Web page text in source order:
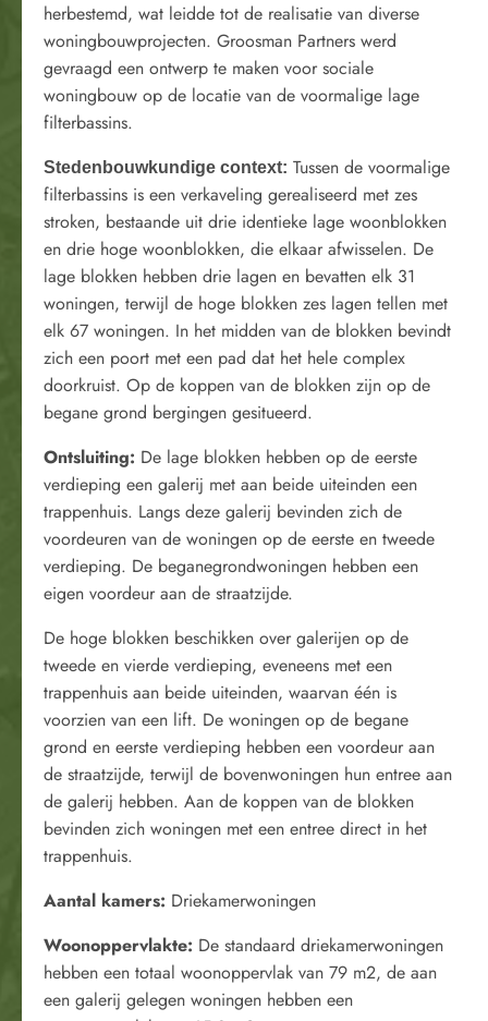
herbestemd, wat leidde tot de realisatie van diverse
woningbouwprojecten. Groosman Partners werd
gevraagd een ontwerp te maken voor sociale
woningbouw op de locatie van de voormalige lage
filterbassins.
Stedenbouwkundige context: Tussen de voormalige
filterbassins is een verkaveling gerealiseerd met zes
stroken, bestaande uit drie identieke lage woonblokken
en drie hoge woonblokken, die elkaar afwisselen. De
lage blokken hebben drie lagen en bevatten elk 31
woningen, terwijl de hoge blokken zes lagen tellen met
elk 67 woningen. In het midden van de blokken bevindt
zich een poort met een pad dat het hele complex
doorkruist. Op de koppen van de blokken zijn op de
begane grond bergingen gesitueerd.
Ontsluiting: De lage blokken hebben op de eerste
verdieping een galerij met aan beide uiteinden een
trappenhuis. Langs deze galerij bevinden zich de
voordeuren van de woningen op de eerste en tweede
verdieping. De beganegrondwoningen hebben een
eigen voordeur aan de straatzijde.
De hoge blokken beschikken over galerijen op de
tweede en vierde verdieping, eveneens met een
trappenhuis aan beide uiteinden, waarvan één is
voorzien van een lift. De woningen op de begane
grond en eerste verdieping hebben een voordeur aan
de straatzijde, terwijl de bovenwoningen hun entree aan
de galerij hebben. Aan de koppen van de blokken
bevinden zich woningen met een entree direct in het
trappenhuis.
Aantal kamers: Driekamerwoningen
Woonoppervlakte: De standaard driekamerwoningen
hebben een totaal woonoppervlak van 79 m2, de aan
een galerij gelegen woningen hebben een